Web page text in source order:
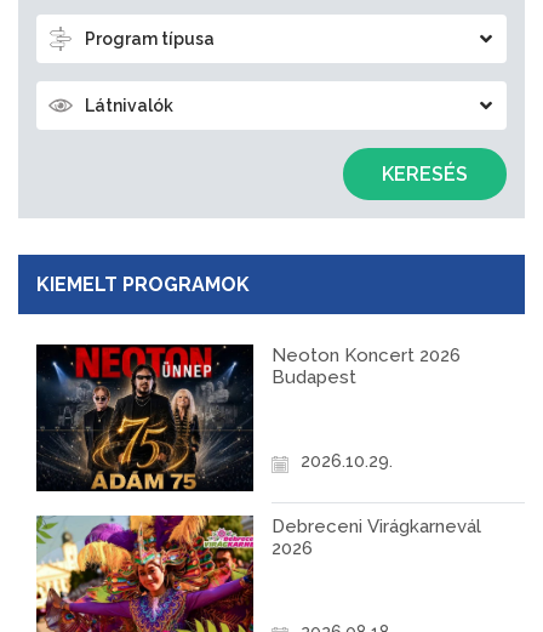
Program típusa
Látnivalók
KERESÉS
KIEMELT PROGRAMOK
Neoton Koncert 2026
Budapest
2026.10.29.
Debreceni Virágkarnevál
2026